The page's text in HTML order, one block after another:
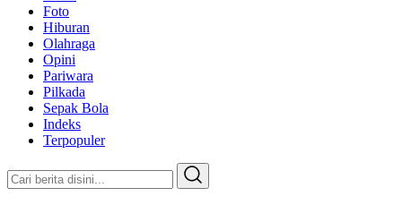
Foto
Hiburan
Olahraga
Opini
Pariwara
Pilkada
Sepak Bola
Indeks
Terpopuler